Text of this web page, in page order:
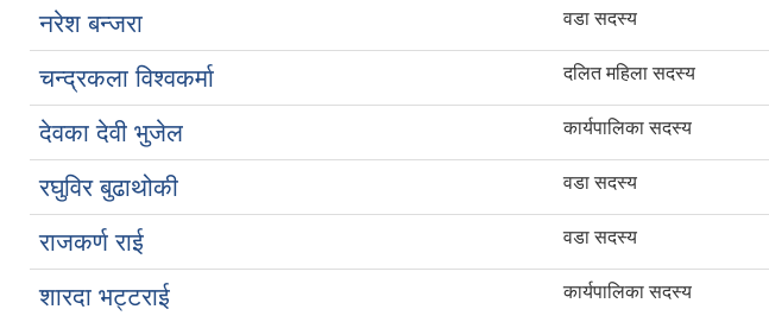
नरेश बन्जरा वडा सदस्य
चन्द्रकला विश्वकर्मा दलित महिला सदस्य
देवका देवी भुजेल कार्यपालिका सदस्य
रघुविर बुढाथोकी वडा सदस्य
राजकर्ण राई वडा सदस्य
शारदा भट्टराई कार्यपालिका सदस्य